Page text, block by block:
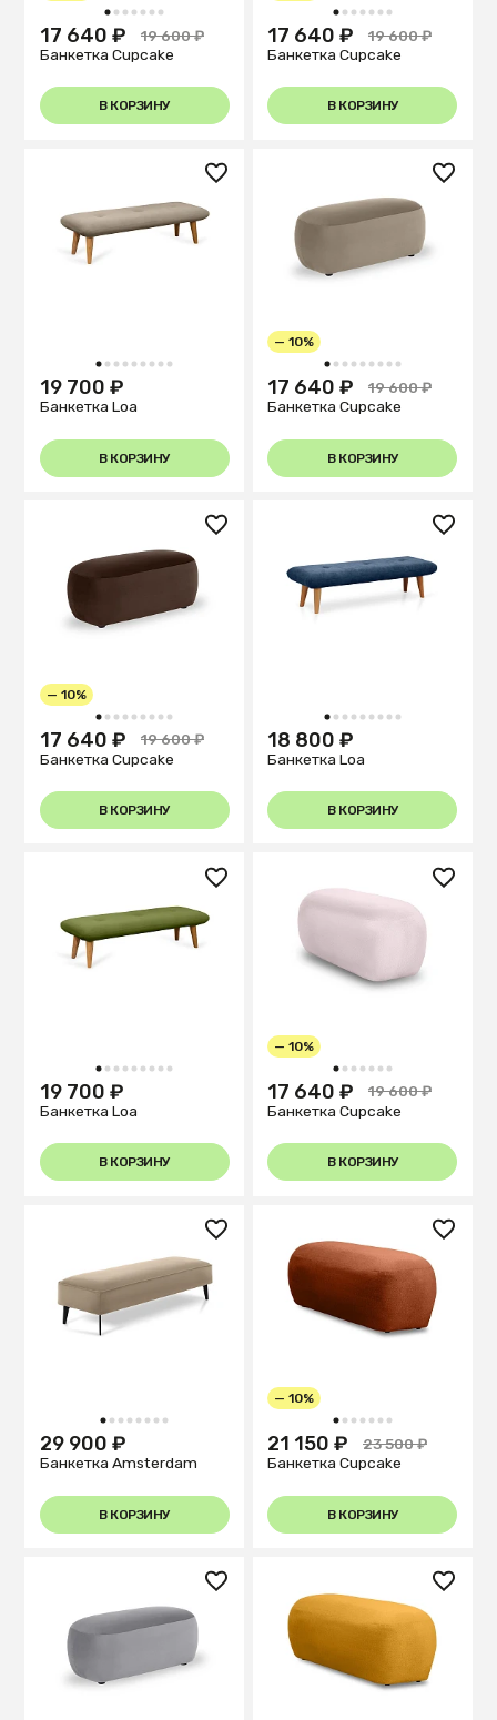
1 2 3 4 5 6 7
17 640 ₽
19 600 ₽
Банкетка Cupcake
В КОРЗИНУ
1 2 3 4 5 6 7
17 640 ₽
19 600 ₽
Банкетка Cupcake
В КОРЗИНУ
1 2 3 4 5 6 7 8 9
19 700 ₽
Банкетка Loa
В КОРЗИНУ
1 2 3 4 5 6 7 8 9
— 10%
17 640 ₽
19 600 ₽
Банкетка Cupcake
В КОРЗИНУ
1 2 3 4 5 6 7 8 9
— 10%
17 640 ₽
19 600 ₽
Банкетка Cupcake
В КОРЗИНУ
1 2 3 4 5 6 7 8 9
18 800 ₽
Банкетка Loa
В КОРЗИНУ
1 2 3 4 5 6 7 8 9
19 700 ₽
Банкетка Loa
В КОРЗИНУ
1 2 3 4 5 6 7
— 10%
17 640 ₽
19 600 ₽
Банкетка Cupcake
В КОРЗИНУ
1 2 3 4 5 6 7 8
29 900 ₽
Банкетка Amsterdam
В КОРЗИНУ
1 2 3 4 5 6 7
— 10%
21 150 ₽
23 500 ₽
Банкетка Cupcake
В КОРЗИНУ